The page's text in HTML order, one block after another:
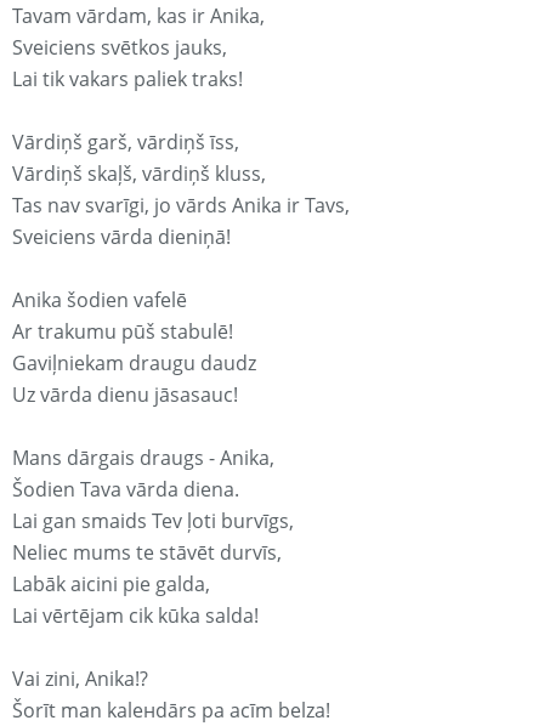
Tavam vārdam, kas ir Anika,
Sveiciens svētkos jauks,
Lai tik vakars paliek traks!
Vārdiņš garš, vārdiņš īss,
Vārdiņš skaļš, vārdiņš kluss,
Tas nav svarīgi, jo vārds Anika ir Tavs,
Sveiciens vārda dieniņā!
Anika šodien vafelē
Ar trakumu pūš stabulē!
Gaviļniekam draugu daudz
Uz vārda dienu jāsasauc!
Mans dārgais draugs - Anika,
Šodien Tava vārda diena.
Lai gan smaids Tev ļoti burvīgs,
Neliec mums te stāvēt durvīs,
Labāk aicini pie galda,
Lai vērtējam cik kūka salda!
Vai zini, Anika!?
Šorīt man kaleнdārs pa acīm belza!